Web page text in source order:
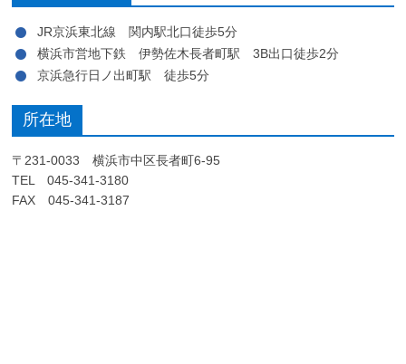
JR京浜東北線 関内駅北口徒歩5分
横浜市営地下鉄 伊勢佐木長者町駅 3B出口徒歩2分
京浜急行日ノ出町駅 徒歩5分
所在地
〒231-0033 横浜市中区長者町6-95
TEL 045-341-3180
FAX 045-341-3187